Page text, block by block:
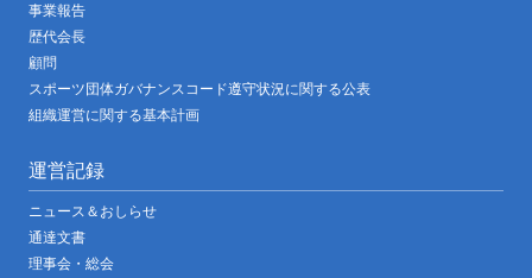
事業報告
歴代会長
顧問
スポーツ団体ガバナンスコード遵守状況に関する公表
組織運営に関する基本計画
運営記録
ニュース＆おしらせ
通達文書
理事会・総会